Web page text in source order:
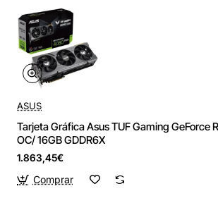
ASUS
Tarjeta Gráfica Asus TUF Gaming GeForce
OC/ 16GB GDDR6X
1.863,45€
Comprar